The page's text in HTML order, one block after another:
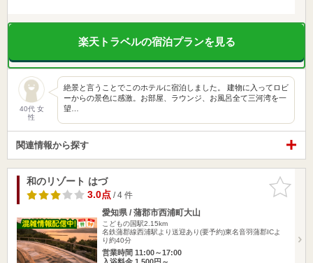
楽天トラベルの宿泊プランを見る
40代 女
性
絶景と言うことでこのホテルに宿泊しました。 建物に入ってロビ
ーからの景色に感激。お部屋、ラウンジ、お風呂全て三河湾を一
望…
関連情報から探す
お気に入
りに追加
和のリゾート はづ
3.0点/ 4 件
愛知県 / 蒲郡市西浦町大山
こどもの国駅2.15km
名鉄蒲郡線西浦駅より送迎あり(要予約)東名音羽蒲郡ICよ
り約40分
営業時間 11:00～17:00